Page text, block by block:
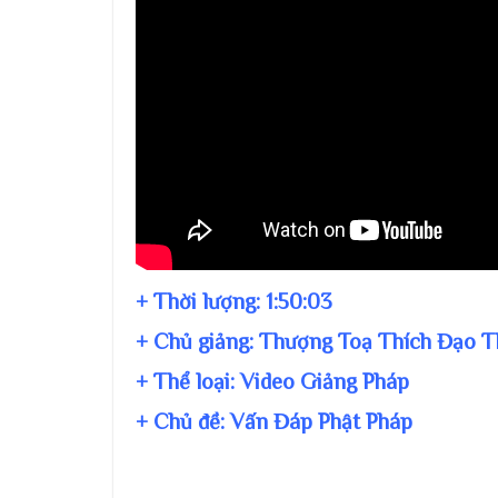
+ Thời lượng: 1:50:03
+ Chủ giảng: Thượng Toạ Thích Đạo
+ Thể loại: Video Giảng Pháp
+ Chủ đề:Vấn Đáp Phật Pháp